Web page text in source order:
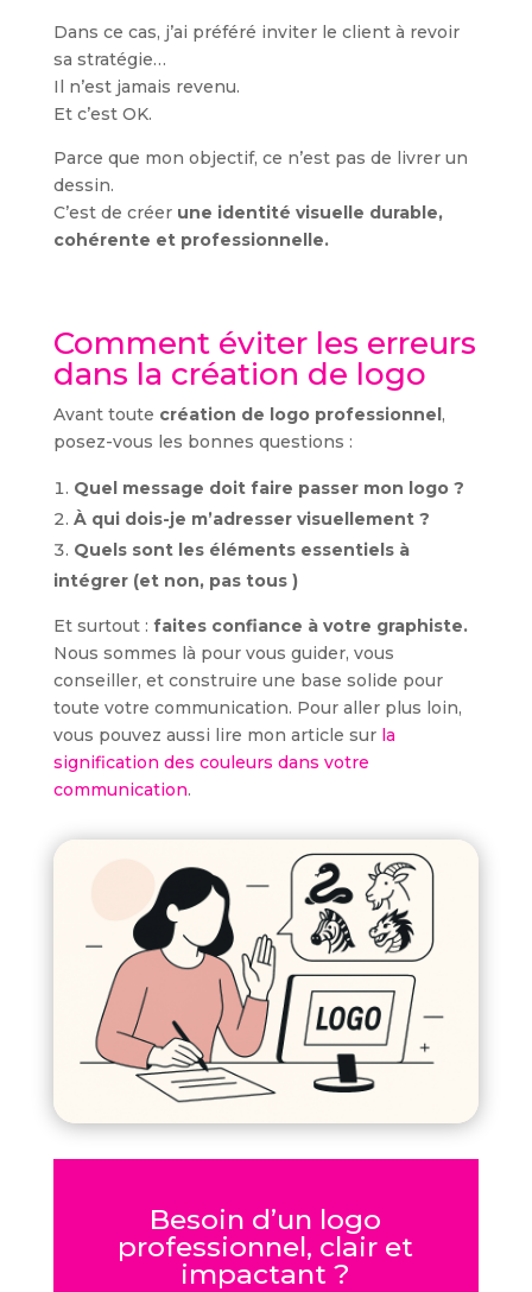
Dans ce cas, j’ai préféré inviter le client à revoir
sa stratégie…
Il n’est jamais revenu.
Et c’est OK.
Parce que mon objectif, ce n’est pas de livrer un
dessin.
C’est de créer une identité visuelle durable,
cohérente et professionnelle.
Comment éviter les erreurs
dans la création de logo
Avant toute création de logo professionnel,
posez-vous les bonnes questions :
Quel message doit faire passer mon logo ?
À qui dois-je m’adresser visuellement ?
Quels sont les éléments essentiels à
intégrer (et non, pas tous )
Et surtout : faites confiance à votre graphiste.
Nous sommes là pour vous guider, vous
conseiller, et construire une base solide pour
toute votre communication. Pour aller plus loin,
vous pouvez aussi lire mon article sur la
signification des couleurs dans votre
communication.
Besoin d’un logo
professionnel, clair et
impactant ?